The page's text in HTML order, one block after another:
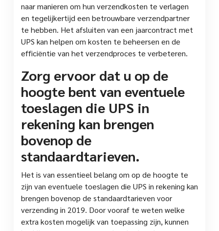
naar manieren om hun verzendkosten te verlagen
en tegelijkertijd een betrouwbare verzendpartner
te hebben. Het afsluiten van een jaarcontract met
UPS kan helpen om kosten te beheersen en de
efficiëntie van het verzendproces te verbeteren.
Zorg ervoor dat u op de
hoogte bent van eventuele
toeslagen die UPS in
rekening kan brengen
bovenop de
standaardtarieven.
Het is van essentieel belang om op de hoogte te
zijn van eventuele toeslagen die UPS in rekening kan
brengen bovenop de standaardtarieven voor
verzending in 2019. Door vooraf te weten welke
extra kosten mogelijk van toepassing zijn, kunnen